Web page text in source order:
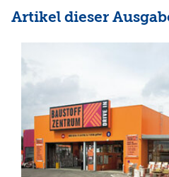
Artikel dieser